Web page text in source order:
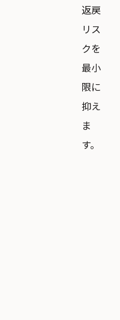
返戻
リス
クを
最小
限に
抑え
ま
す。